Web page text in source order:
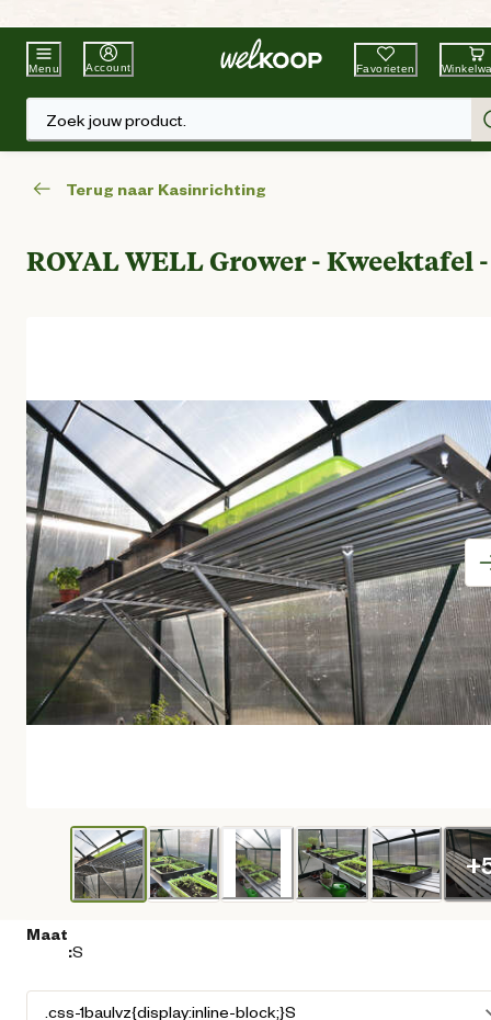
Beste WinkelketenTuin & Dier
Menu Account Favorieten
Zoek jouw product.
Terug naar Kasinrichting
ROYAL WELL Grower - Kweektafel -
+
Maat
:S